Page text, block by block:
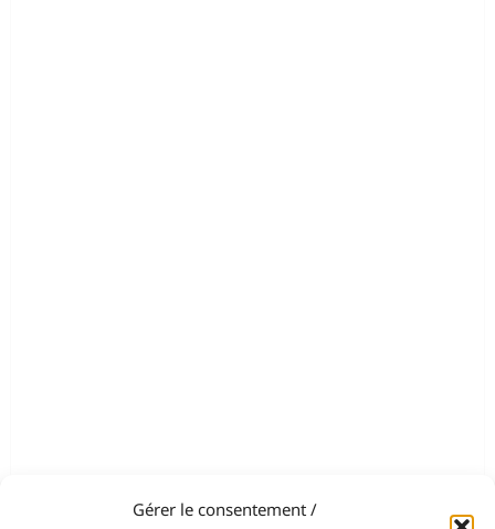
Gérer le consentement /